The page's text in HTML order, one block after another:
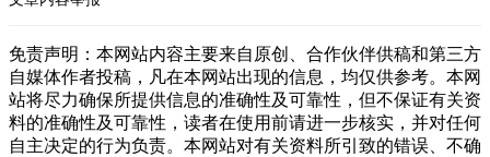
免责声明：本网站内容主要来自原创、合作伙伴供稿和第三方
自媒体作者投稿，凡在本网站出现的信息，均仅供参考。本网
站将尽力确保所提供信息的准确性及可靠性，但不保证有关资
料的准确性及可靠性，读者在使用前请进一步核实，并对任何
自主决定的行为负责。本网站对有关资料所引致的错误、不确